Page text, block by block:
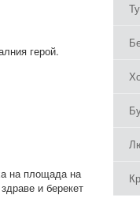
герой.
на площада на
и берекет